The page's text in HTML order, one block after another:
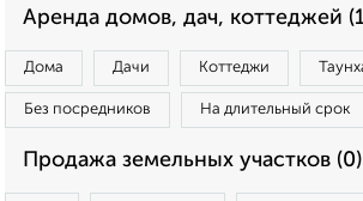
Аренда домов, дач, коттеджей
Дома Дачи Коттеджи
Без посредников На длительный срок
Продажа земельных участков (0)